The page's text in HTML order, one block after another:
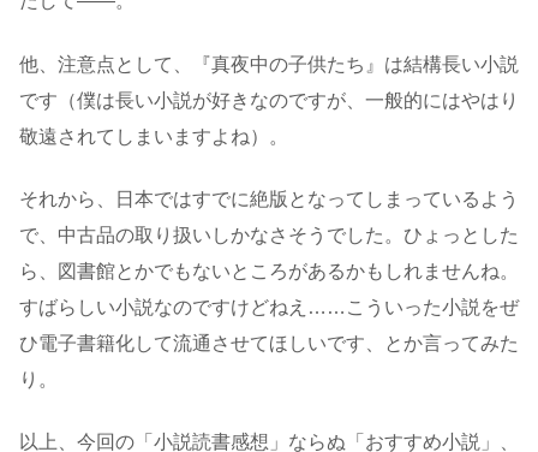
他、注意点として、『真夜中の子供たち』は結構長い小説
です（僕は長い小説が好きなのですが、一般的にはやはり
敬遠されてしまいますよね）。
それから、日本ではすでに絶版となってしまっているよう
で、中古品の取り扱いしかなさそうでした。ひょっとした
ら、図書館とかでもないところがあるかもしれませんね。
すばらしい小説なのですけどねえ……こういった小説をぜ
ひ電子書籍化して流通させてほしいです、とか言ってみた
り。
以上、今回の「小説読書感想」ならぬ「おすすめ小説」、